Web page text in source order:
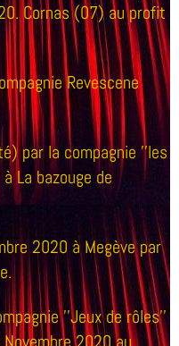
Cornas (07) au profit
Revescene
par la compagnie ''les
La bazouge de
2020 à Megève par
''Jeux de rôles''